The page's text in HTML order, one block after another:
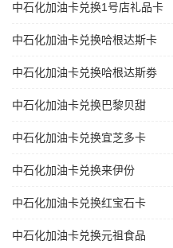
中石化加油卡兑换1号店礼品卡
中石化加油卡兑换哈根达斯卡
中石化加油卡兑换哈根达斯劵
中石化加油卡兑换巴黎贝甜
中石化加油卡兑换宜芝多卡
中石化加油卡兑换来伊份
中石化加油卡兑换红宝石卡
中石化加油卡兑换元祖食品